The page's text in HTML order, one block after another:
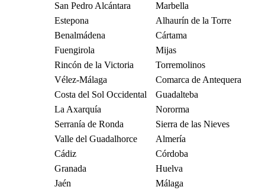
San Pedro Alcántara
Marbella
Estepona
Alhaurín de la Torre
Benalmádena
Cártama
Fuengirola
Mijas
Rincón de la Victoria
Torremolinos
Vélez-Málaga
Comarca de Antequera
Costa del Sol Occidental
Guadalteba
La Axarquía
Nororma
Serranía de Ronda
Sierra de las Nieves
Valle del Guadalhorce
Almería
Cádiz
Córdoba
Granada
Huelva
Jaén
Málaga